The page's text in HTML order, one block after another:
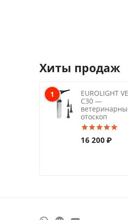
Хиты продаж
1
EUROLIGHT
C30 —
отоскоп
16 200 ₽